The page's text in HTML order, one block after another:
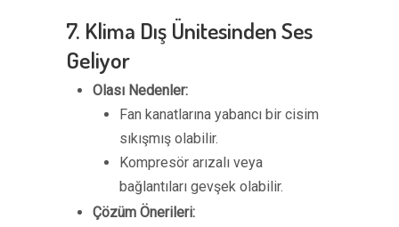
7. Klima Dış Ünitesinden Ses
Geliyor
Olası Nedenler:
Fan kanatlarına yabancı bir cisim
sıkışmış olabilir.
Kompresör arızalı veya
bağlantıları gevşek olabilir.
Çözüm Önerileri: